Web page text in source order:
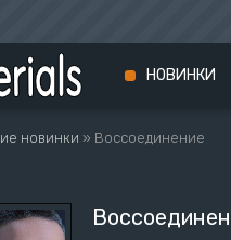
новинки » Воссоединение
НОВИНКИ